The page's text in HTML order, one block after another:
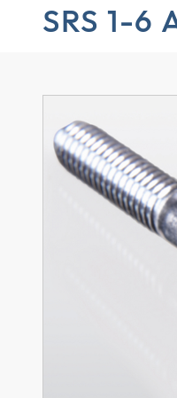
SRS 1-6